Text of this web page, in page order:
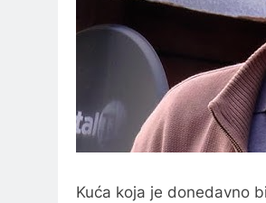
Kuća koja je donedavno